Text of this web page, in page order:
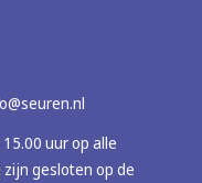
uur op alle
gesloten op de